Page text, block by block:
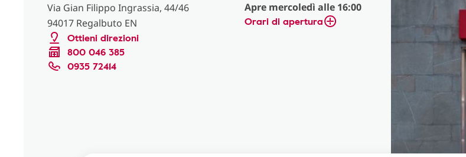
Via Gian Filippo Ingrassia, 44/46
94017 Regalbuto EN
Ottieni direzioni
800 046 385
0935 72414
Apre mercoledì alle 16:00
Orari di apertura